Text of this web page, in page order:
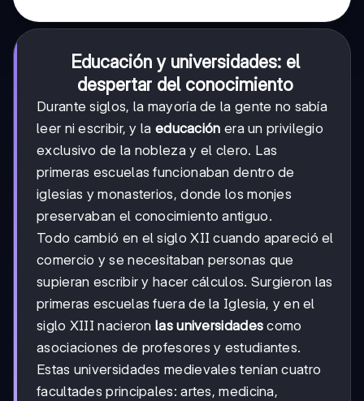
Educación y universidades: el
despertar del conocimiento
Durante siglos, la mayoría de la gente no sabía
leer ni escribir, y la educación era un privilegio
exclusivo de la nobleza y el clero. Las
primeras escuelas funcionaban dentro de
iglesias y monasterios, donde los monjes
preservaban el conocimiento antiguo.
Todo cambió en el siglo XII cuando apareció el
comercio y se necesitaban personas que
supieran escribir y hacer cálculos. Surgieron las
primeras escuelas fuera de la Iglesia, y en el
siglo XIII nacieronlas universidades como
asociaciones de profesores y estudiantes.
Estas universidades medievales tenían cuatro
facultades principales: artes, medicina,